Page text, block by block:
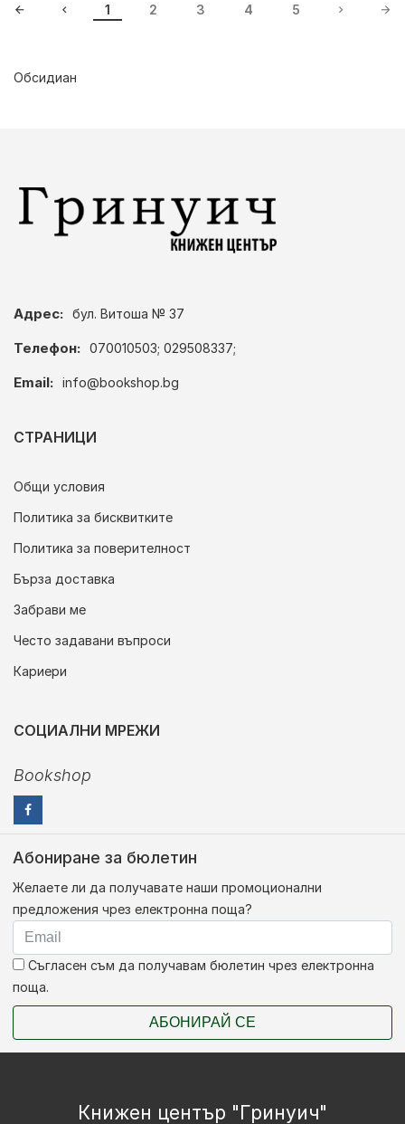
1 2 3 4 5
Обсидиан
Адрес: бул. Витоша № 37
Телефон: 070010503; 029508337;
Email: info@bookshop.bg
СТРАНИЦИ
Общи условия
Политика за бисквитките
Политика за поверителност
Бърза доставка
Забрави ме
Често задавани въпроси
Кариери
СОЦИАЛНИ МРЕЖИ
Bookshop
Абониране за бюлетин
Желаете ли да получавате наши промоционални
предложения чрез електронна поща?
Съгласен съм да получавам бюлетин чрез електронна
поща.
АБОНИРАЙ СЕ
Книжен център "Гринуич"